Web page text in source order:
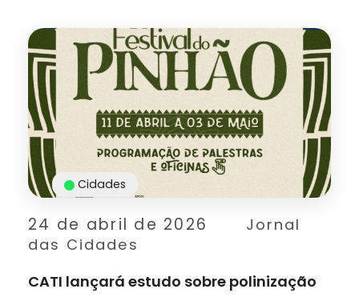
24 de abril de 2026
Jornal
das Cidades
Cidades
CATI lançará estudo sobre polinização